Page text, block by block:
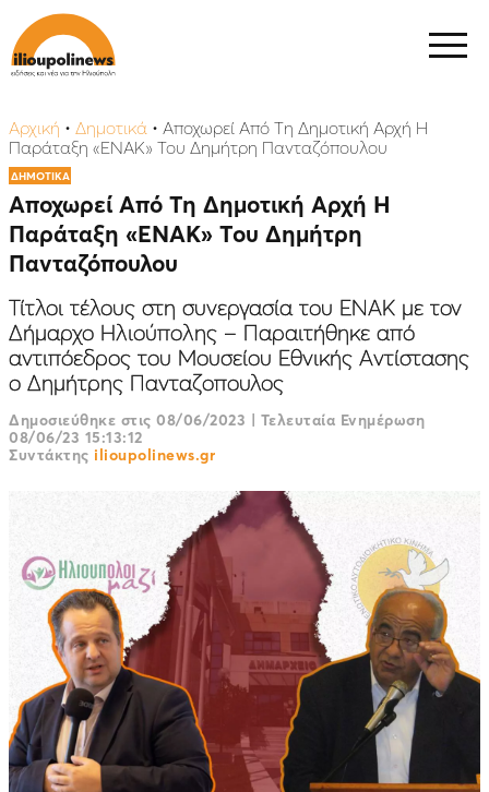
Αρχική • Δημοτικά • Αποχωρεί Από Τη Δημοτική Αρχή Η
Παράταξη «ΕΝΑΚ» Του Δημήτρη Πανταζόπουλου
ΔΗΜΟΤΙΚΑ
Αποχωρεί Από Τη Δημοτική Αρχή Η
Παράταξη «ΕΝΑΚ» Του Δημήτρη
Πανταζόπουλου
Τίτλοι τέλους στη συνεργασία του ΕΝΑΚ με τον
Δήμαρχο Ηλιούπολης – Παραιτήθηκε από
αντιπόεδρος του Μουσείου Εθνικής Αντίστασης
ο Δημήτρης Πανταζοπουλος
Δημοσιεύθηκε στις 08/06/2023 | Τελευταία Ενημέρωση
08/06/23 15:13:12
Συντάκτης ilioupolinews.gr